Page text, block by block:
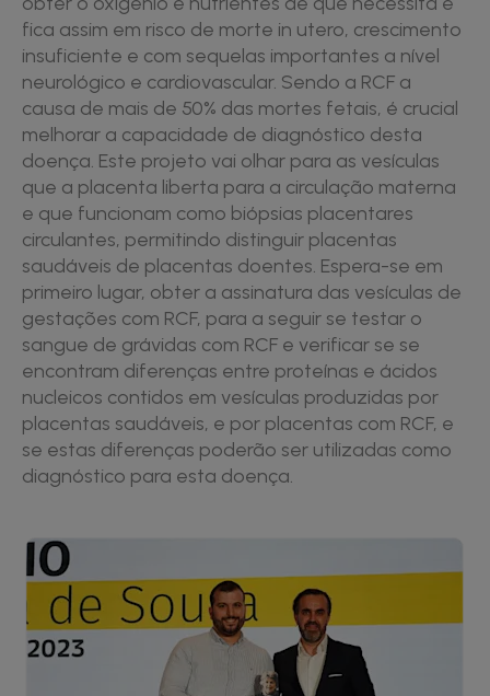
fica assim em risco de morte in utero, crescimento
insuficiente e com sequelas importantes a nível
neurológico e cardiovascular. Sendo a RCF a
causa de mais de 50% das mortes fetais, é crucial
melhorar a capacidade de diagnóstico desta
doença. Este projeto vai olhar para as vesículas
que a placenta liberta para a circulação materna
e que funcionam como biópsias placentares
circulantes, permitindo distinguir placentas
saudáveis de placentas doentes. Espera-se em
primeiro lugar, obter a assinatura das vesículas de
gestações com RCF, para a seguir se testar o
sangue de grávidas com RCF e verificar se se
encontram diferenças entre proteínas e ácidos
nucleicos contidos em vesículas produzidas por
placentas saudáveis, e por placentas com RCF, e
se estas diferenças poderão ser utilizadas como
diagnóstico para esta doença.